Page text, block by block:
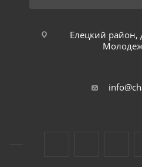
Елецкий район,